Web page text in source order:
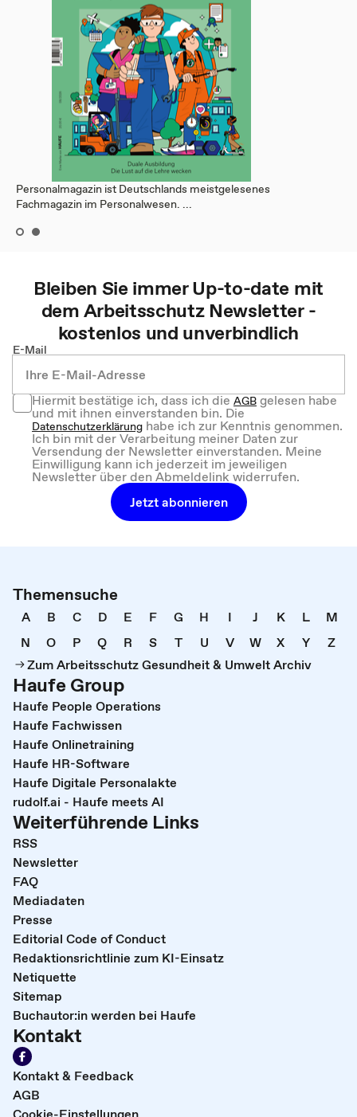
Personalmagazin ist Deutschlands meistgelesenes
Fachmagazin im Personalwesen. ...
Bleiben Sie immer Up-to-date mit
demArbeitsschutz Newsletter -
kostenlos und unverbindlich
E-Mail
Hiermit bestätige ich, dass ich dieAGBgelesen habe
und mit ihnen einverstanden bin. Die
Datenschutzerklärung habe ich zur Kenntnis genommen.
Ich bin mit der Verarbeitung meiner Daten zur
Versendung der Newsletter einverstanden. Meine
Einwilligung kann ich jederzeit im jeweiligen
Newsletter über den Abmeldelink widerrufen.
Jetzt abonnieren
Themensuche
A B C D E F G H I J K L
M
N
O P Q R S T U V W X Y
Z
Zum Arbeitsschutz Gesundheit & Umwelt Archiv
Haufe Group
Haufe People Operations
Haufe Fachwissen
Haufe Onlinetraining
Haufe HR-Software
Haufe Digitale Personalakte
rudolf.ai - Haufe meets AI
Weiterführende Links
RSS
Newsletter
FAQ
Mediadaten
Presse
Editorial Code of Conduct
Redaktionsrichtlinie zum KI-Einsatz
Netiquette
Sitemap
Buchautor:in werden bei Haufe
Kontakt
Kontakt & Feedback
AGB